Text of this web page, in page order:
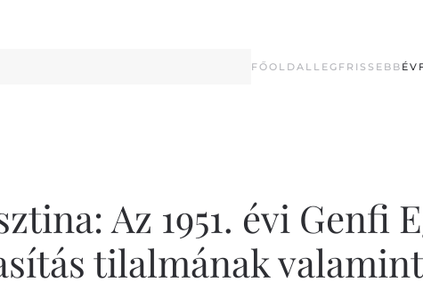
FŐOLDAL LEGFRISSEBB
Az 1951. évi Genfi
tilalmának